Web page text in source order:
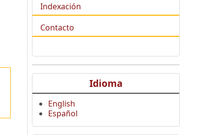
Indexación
Contacto
Idioma
English
Español